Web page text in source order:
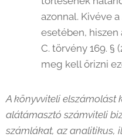
azonnal. Kivéve
esetében, hiszen
C. törvény 169. §
meg kell őrizni
A könyvviteli elszámolást
alátámasztó számviteli
számlákat, az analitikus,